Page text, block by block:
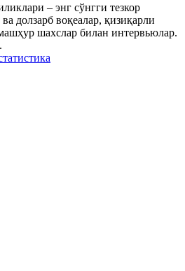
– энг сўнгги тезкор
долзарб воқеалар, қизиқарли
шахслар билан интервьюлар.